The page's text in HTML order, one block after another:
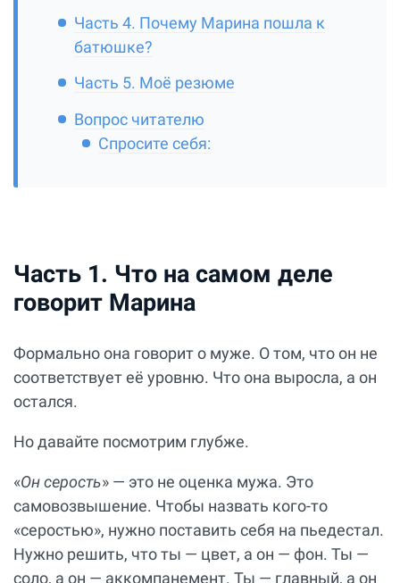
Часть 4. Почему Марина пошла к
батюшке?
Часть 5. Моё резюме
Вопрос читателю
Спросите себя:
Часть 1. Что на самом деле
говорит Марина
Формально она говорит о муже. О том, что он не
соответствует её уровню. Что она выросла, а он
остался.
Но давайте посмотрим глубже.
«Он серость» — это не оценка мужа. Это
самовозвышение. Чтобы назвать кого-то
«серостью», нужно поставить себя на пьедестал.
Нужно решить, что ты — цвет, а он — фон. Ты —
соло, а он — аккомпанемент. Ты — главный, а он